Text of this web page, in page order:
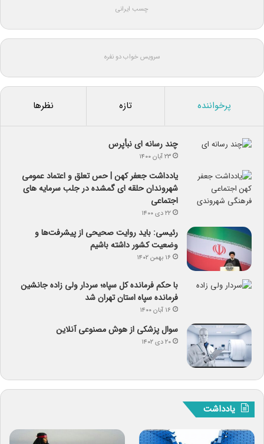
چسب ایرانی
سرویس خواب دو نفره
پرخواننده تازه نظرها
چند رسانه ای نبأپرس
۲۳ آبان ۱۴۰۰
یادداشت جعفر کهن | حس تعلق و اعتماد عمومی
شهروندان حلقه ای گمشده در جلب سرمایه های
اجتماعی
۲۲ دی ۱۴۰۰
رئیسی: باید روایت صحیحی از پیشرفت‌ها و
وضعیت کشور داشته باشیم
۱۶ بهمن ۱۴۰۲
با حکم فرمانده کل سپاه؛ سردار ولی زاده جانشین
فرمانده سپاه استان تهران شد
۱۶ آبان ۱۴۰۰
سوال پزشکی از هوش مصنوعی آنلاین
۲۰ دی ۱۴۰۲
یادداشت